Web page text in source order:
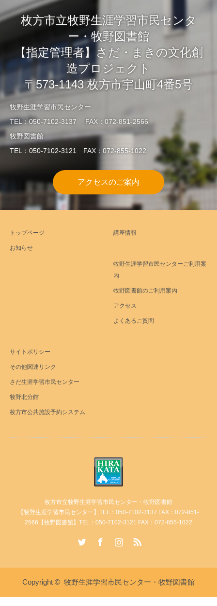
枚方市立牧野生涯学習市民センタ
ー・牧野図書館
【指定管理者】さだ・まきの文化創
造プロジェクト
〒573-1143 枚方市宇山町4番5号
牧野生涯学習市民センター
TEL：050-7102-3137 FAX：072-851-2566
牧野図書館
TEL：050-7102-3121 FAX：072-855-1022
アクセスのご案内
トップページ
お知らせ
講座情報
牧野生涯学習市民センターご利用案
内
牧野図書館のご利用案内
アクセス
よくあるご質問
サイトポリシー
その他関連リンク
さだ生涯学習市民センター
牧野北分館
枚方市公共施設予約システム
枚方市立牧野生涯学習市民センター・牧野図書館
【牧野生涯学習市民センター】TEL：050-7102-3137 FAX：072-851-
2566【牧野図書館】TEL：050-7102-3121 FAX：072-855-1022
Copyright © 牧野生涯学習市民センター・牧野図書館